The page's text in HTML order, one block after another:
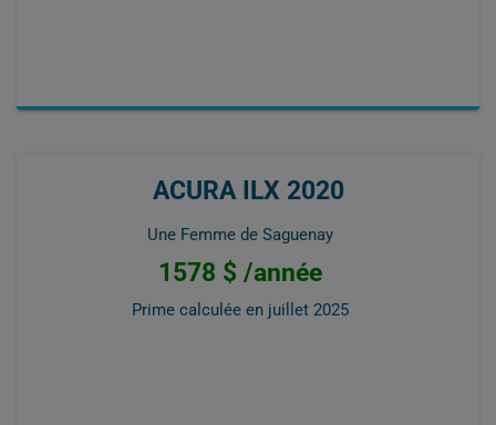
ACURA ILX 2020
Une Femme de Saguenay
1578 $ /année
Prime calculée en juillet 2025